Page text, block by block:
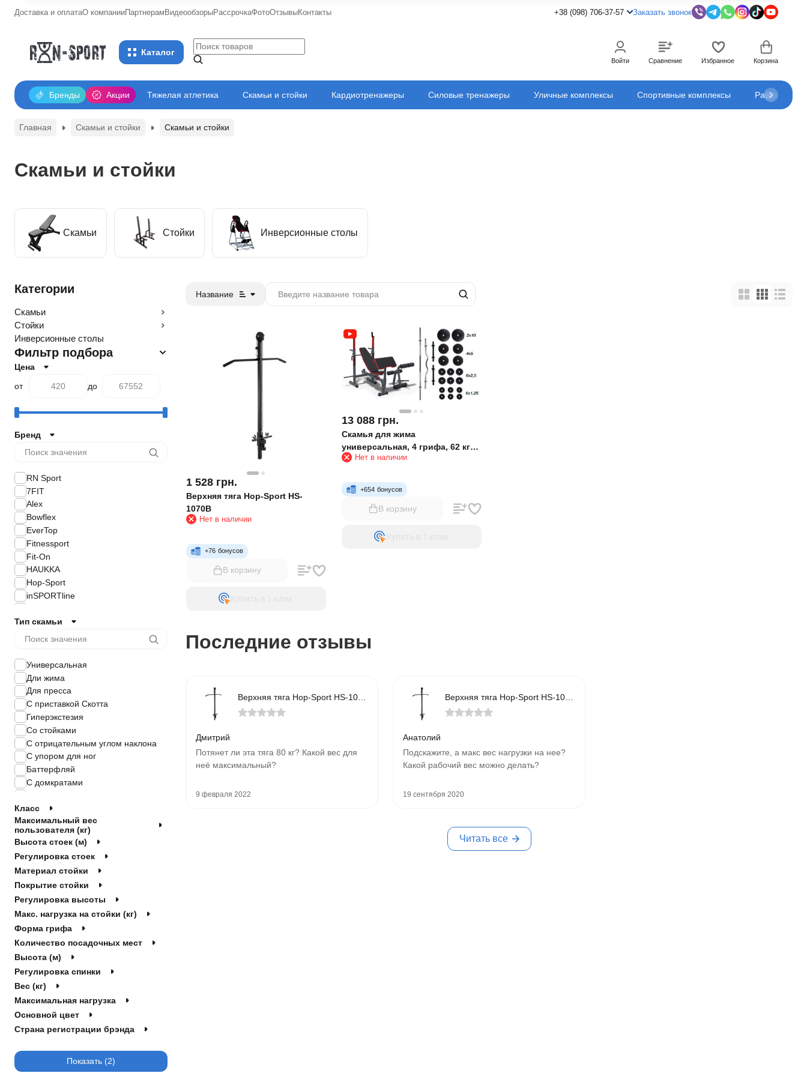
Доставка и оплатаО компанииПартнерамВидеообзорыРассрочкаФотоОтзывыКонтакты +38 (098) 706-37-57 Заказать звонок
Каталог
Войти Сравнение Избранное Корзина
Акции
Бренды Тяжелая атлетика Скамьи и стойки Кардиотренажеры Силовые тренажеры Уличные комплексы Спортивные комплексы Развлечения
Главная Скамьи и стойки Скамьи и стойки
Скамьи и стойки
Скамьи Стойки Инверсионные столы
Название
1 528 грн.
Верхняя тяга Hop-Sport HS-
1070B
Нет в наличии
+76 бонусов
В корзину
13 088 грн.
Скамья для жима
универсальная, 4 грифа, 62 кг
блинов RN-Sport
Нет в наличии
+654 бонусов
В корзину
Последние отзывы
Дмитрий
Потянет ли эта тяга 80 кг? Какой вес для
неё максимальный?
9 февраля 2022
Анатолий
Подскажите, а макс вес нагрузки на нее?
Какой рабочий вес можно делать?
19 сентября 2020
Читать все
Категории
Скамьи
Стойки
Инверсионные столы
Фильтр подбора
Цена
от
до
Бренд
RN Sport
7FIT
Alex
Bowflex
EverTop
Fitnessport
Fit-On
HAUKKA
Hop-Sport
inSPORTline
Marbo Sport
Trex
WCG
York
Zelart
Other
Zipro
Toorx
BODS
Generation Fitness
VNK
SportVida
planeta-sport
LiveUP
DelSport
VEVOR
Тип скамьи
Универсальная
Дли жима
Для пресса
С приставкой Скотта
Гиперэкстезия
Со стойками
С отрицательным углом наклона
С упором для ног
Баттерфляй
С домкратами
Приставка для скамеек
Класс
Максимальный вес
пользователя (кг)
Высота стоек (м)
Регулировка стоек
Материал стойки
Покрытие стойки
Регулировка высоты
Макс. нагрузка на стойки (кг)
Форма грифа
Количество посадочных мест
Высота (м)
Регулировка спинки
Вес (кг)
Максимальная нагрузка
Основной цвет
Страна регистрации брэнда
Показать